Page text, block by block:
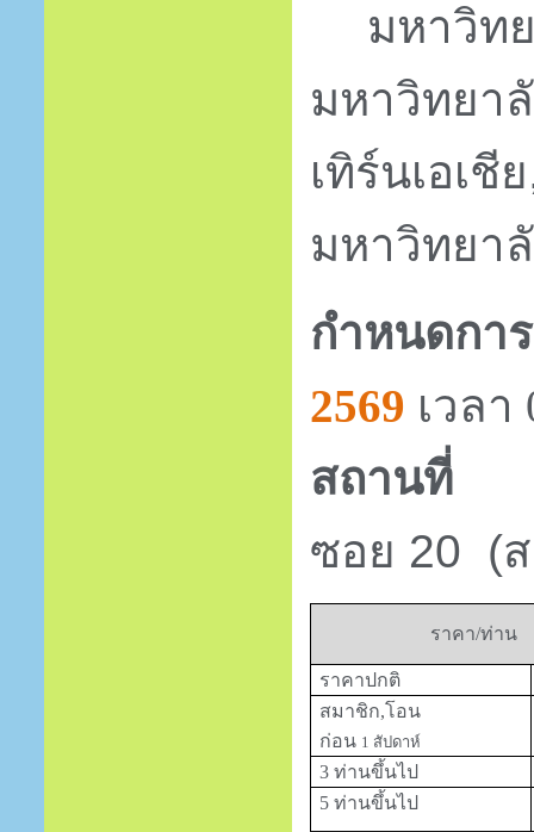
มหาวิท
มหาวิทยา
เทิร์นเอเชีย
มหาวิทยา
กำหนดกา
2569 เวลา
สถานที่
ซอย 20 (
ราคา/ท่าน
ราคาปกติ
สมาชิก,โอน
ก่อน 1 สัปดาห์
3 ท่านขึ้นไป
5 ท่านขึ้นไป